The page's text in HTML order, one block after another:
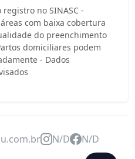
no SINASC -
com baixa cobertura
do preenchimento
domiciliares podem
- Dados
N/D N/D